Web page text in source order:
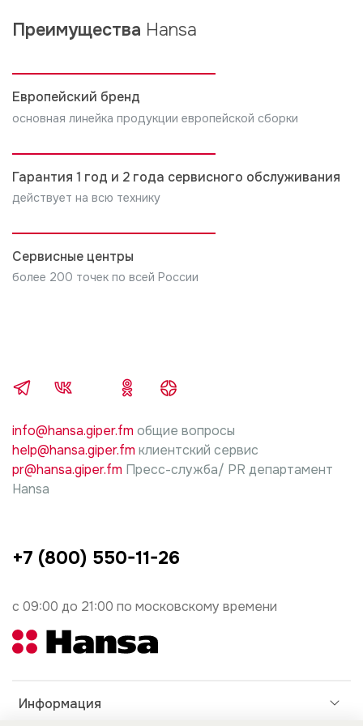
загрязнений, ежедневную «ЭКО-программу»,
«Быструю мойку» для стаканов и ополаскивание.
стекла. Точный набор программ зависит от модели,
поэтому подробности лучше уточнить в инструкции
Преимущества Hansa
Европейский бренд
основная линейка продукции европейской сборки
Гарантия 1 год и 2 года сервисного обслуживания
действует на всю технику
Сервисные центры
более 200 точек по всей России
Информация
с 09:00 до 21:00 по московскому времени
+7 (800) 550-11-26
info@hansa.giper.fm общие вопросы
help@hansa.giper.fm клиентский сервис
pr@hansa.giper.fm Пресс-служба/ PR департамент
Hansa